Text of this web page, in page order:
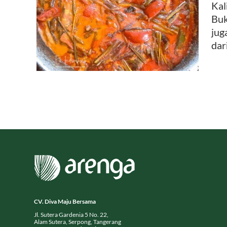
CV. Diva Maju Bersama
Jl. Sutera Gardenia 5 No. 22,
Alam Sutera, Serpong, Tangerang